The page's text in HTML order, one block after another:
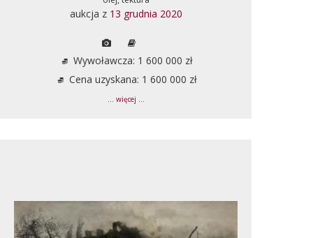
aukcja z 13 grudnia 2020
Wywoławcza: 1 600 000 zł
Cena uzyskana: 1 600 000 zł
... więcej ...